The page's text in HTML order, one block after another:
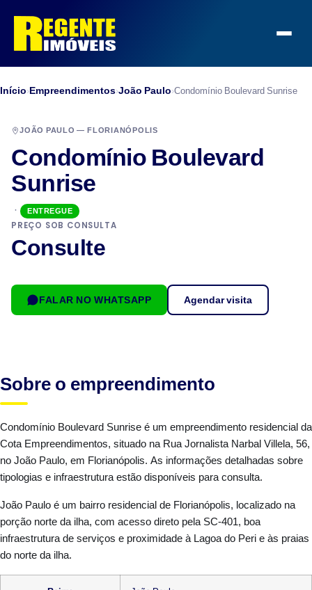
Início›Empreendimentos›João Paulo›Condomínio Boulevard Sunrise
JOÃO PAULO — FLORIANÓPOLIS
Condomínio Boulevard
Sunrise
·
ENTREGUE
PREÇO SOB CONSULTA
Consulte
FALAR NO WHATSAPP Agendar visita
Sobre o empreendimento
Condomínio Boulevard Sunrise é um empreendimento residencial da
Cota Empreendimentos, situado na Rua Jornalista Narbal Villela, 56,
no João Paulo, em Florianópolis. As informações detalhadas sobre
tipologias e infraestrutura estão disponíveis para consulta.
João Paulo é um bairro residencial de Florianópolis, localizado na
porção norte da ilha, com acesso direto pela SC-401, boa
infraestrutura de serviços e proximidade à Lagoa do Peri e às praias
do norte da ilha.